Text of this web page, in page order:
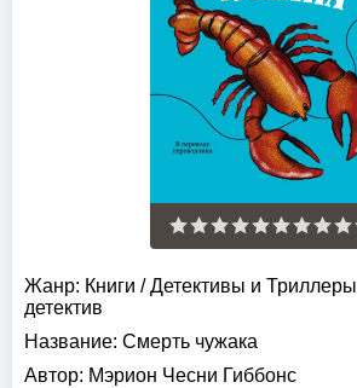
Жанр: Книги /Детективы и Триллеры
детектив
Название: Смерть чужака
Автор: Мэрион Чесни Гиббонс